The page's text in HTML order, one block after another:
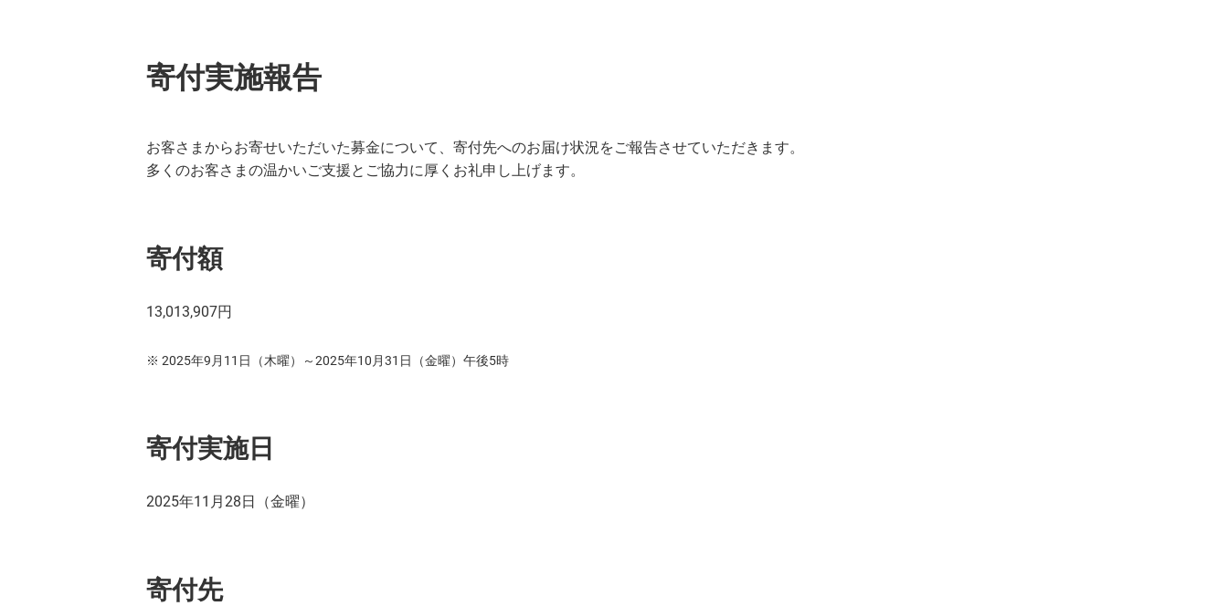
寄付実施報告
お客さまからお寄せいただいた募金について、寄付先へのお届け状況をご報告させていただきます。
多くのお客さまの温かいご支援とご協力に厚くお礼申し上げます。
寄付額
13,013,907円
2025年9月11日（木曜）～2025年10月31日（金曜）午後5時
寄付実施日
2025年11月28日（金曜）
寄付先